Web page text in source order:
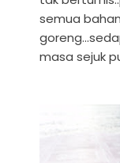
semua
masa sejuk